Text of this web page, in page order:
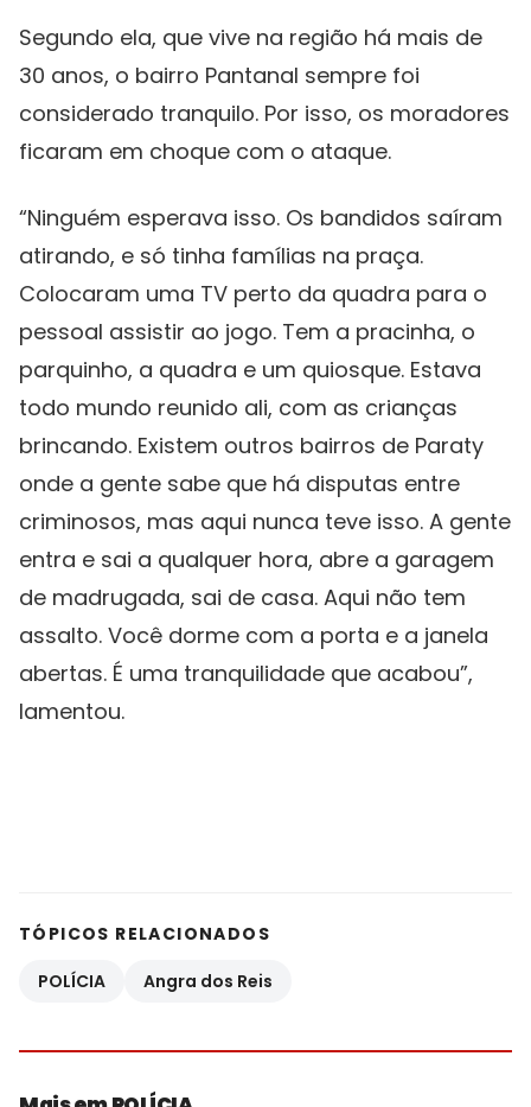
Segundo ela, que vive na região há mais de
30 anos, o bairro Pantanal sempre foi
considerado tranquilo. Por isso, os moradores
ficaram em choque com o ataque.
“Ninguém esperava isso. Os bandidos saíram
atirando, e só tinha famílias na praça.
Colocaram uma TV perto da quadra para o
pessoal assistir ao jogo. Tem a pracinha, o
parquinho, a quadra e um quiosque. Estava
todo mundo reunido ali, com as crianças
brincando. Existem outros bairros de Paraty
onde a gente sabe que há disputas entre
criminosos, mas aqui nunca teve isso. A gente
entra e sai a qualquer hora, abre a garagem
de madrugada, sai de casa. Aqui não tem
assalto. Você dorme com a porta e a janela
abertas. É uma tranquilidade que acabou”,
lamentou.
TÓPICOS RELACIONADOS
POLÍCIA
Angra dos Reis